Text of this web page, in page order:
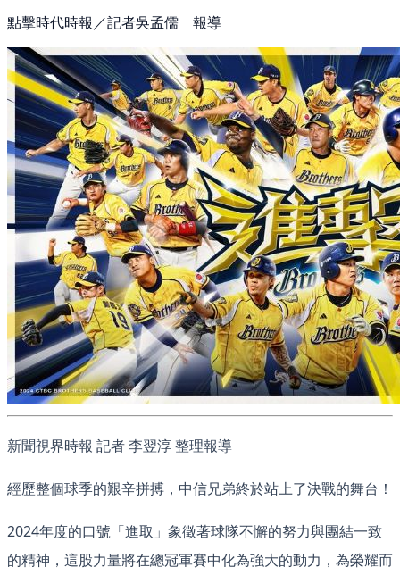
點擊時代時報／記者吳孟儒 報導
新聞視界時報 記者 李翌淳 整理報導
經歷整個球季的艱辛拼搏，中信兄弟終於站上了決戰的舞台！
2024年度的口號「進取」象徵著球隊不懈的努力與團結一致
的精神，這股力量將在總冠軍賽中化為強大的動力，為榮耀而